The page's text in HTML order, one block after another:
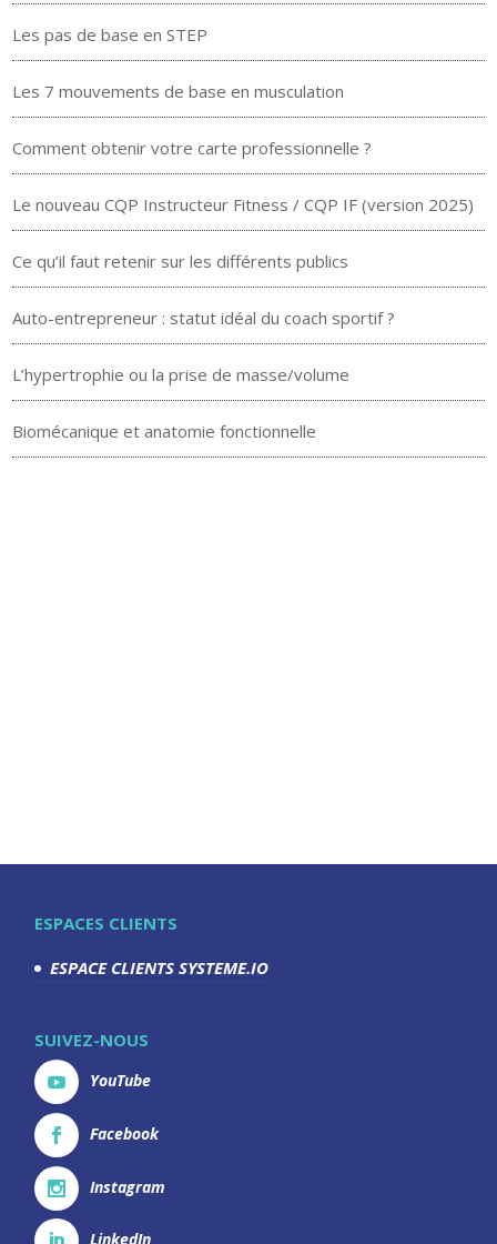
Les pas de base en STEP
Les 7 mouvements de base en musculation
Comment obtenir votre carte professionnelle ?
Le nouveau CQP Instructeur Fitness / CQP IF (version 2025)
Ce qu’il faut retenir sur les différents publics
Auto-entrepreneur : statut idéal du coach sportif ?
L’hypertrophie ou la prise de masse/volume
Biomécanique et anatomie fonctionnelle
ESPACES CLIENTS
ESPACE CLIENTS SYSTEME.IO
SUIVEZ-NOUS
YouTube
Facebook
Instagram
LinkedIn